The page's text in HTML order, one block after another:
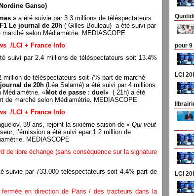
Ganso)
» a été suivie par 3.3 millions de téléspectateurs
Le journal de 20h ( Gilles Bouleau) a été suivi par
selon Médiamétrie. MEDIASCOPE
/LCI + France Info
suivi par 2.4 millions de téléspectateurs soit 13.4%
million de téléspectateurs soit 7% part de marché
de 20h (Léa Salamé) a été suivi par 4 millions
Médiamétrie. «Mot de passe : duel » ( 21h) a été
de marché selon Médiamétrie. MEDIASCOPE
/LCI + France Info
39 ans, rejoint la sixième saison de « Qui veut
l’émission a été suivi epar 1.2 million de
MEDIASCOPE
de libre échange (sans conséquence sur la signature
suivie par 733.000 téléspectateurs soit 4.4% part de
en direction de Paris / des tracteurs dans la
pour 9
LCI
LCI